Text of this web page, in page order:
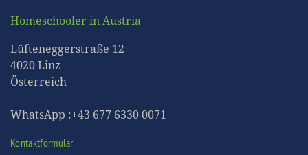
Homeschooler in Austria
Lüfteneggerstraße 12
4020 Linz
Österreich
WhatsApp :+43 677 6330 0071
Kontaktformular